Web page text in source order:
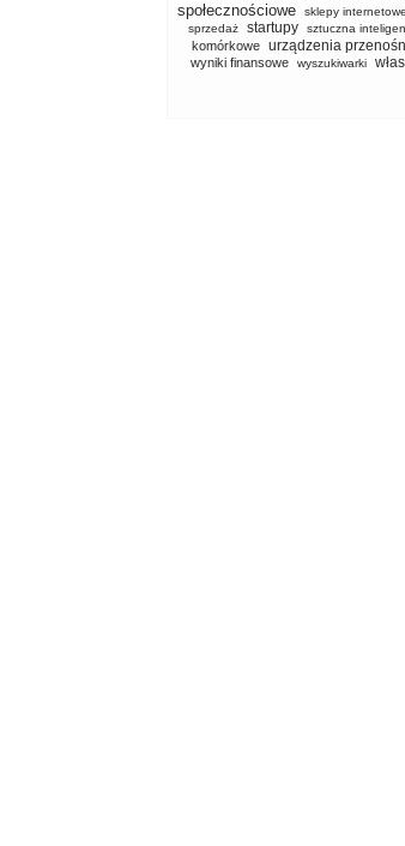
społecznościowe
sklepy internetowe
sprzedaż
startupy sztuczna
komórkowe urządzenia
wyniki finansowe wyszukiwarki